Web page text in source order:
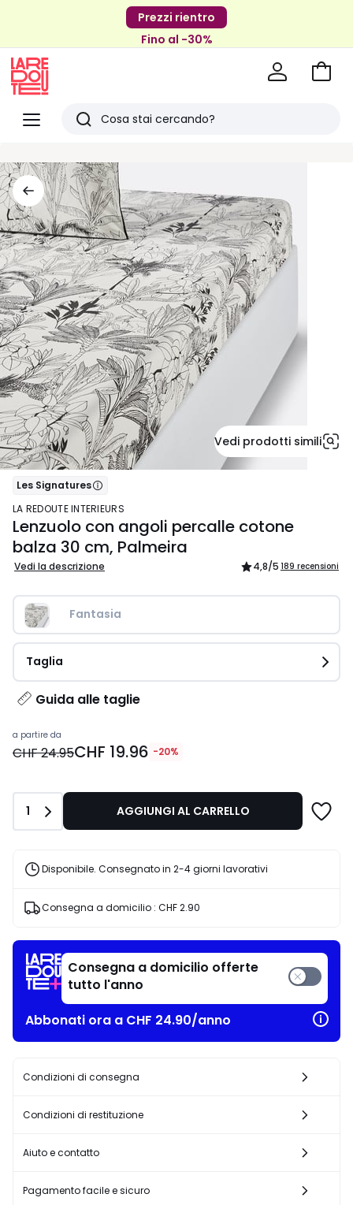
Prezzi rientro
Fino al -30%
Menu
Redoute
Ricerca
articoli
visti
Vai
Vedi prodotti simili
Les Signatures
LA REDOUTE INTERIEURS
Lenzuolo con angoli percalle cotone
balza 30 cm, Palmeira
Vedi la descrizione 4,8/5 189 recensioni
Fantasia
Taglia
Guida alle taglie
Prezzo
a
19.96
invece
CHF
24.95
applicata.
a partire da
CHF 24.95CHF 19.96 -20%
Quantità
1 AGGIUNGI AL CARRELLO
Disponibile. Consegnato in 2-4 giorni lavorativi
Consegna a domicilio : CHF 2.90
Consegna a domicilio offerte
tutto l'anno
Abbonati ora a CHF 24.90/anno
Condizioni di consegna
Condizioni di restituzione
Aiuto e contatto
Pagamento facile e sicuro